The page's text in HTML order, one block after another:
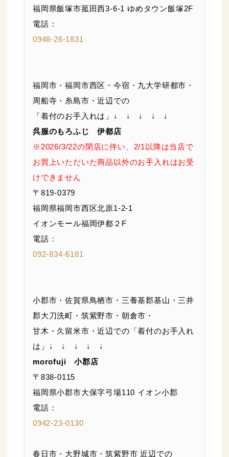
福岡県飯塚市菰田西3-6-1 ゆめタウン飯塚2F
電話：
0948-26-1831
福岡市・福岡市西区・今宿・九大学研都市・
周船寺・糸島市・近辺での
「着付のお手入れは」↓ ↓ ↓ ↓ ↓
呉服のもろふじ 伊都店
※2026/3/22の閉店に伴い、2/1以降は当店で
お買上いただいた商品以外のお手入れはお受
けできません
〒819-0379
福岡県福岡市西区北原1-2-1
イオンモール福岡伊都２F
電話：
092-834-6181
小郡市・佐賀県鳥栖市・三養基郡基山・三井
郡大刀洗町・筑紫野市・朝倉市・
甘木・久留米市・近辺での「着付のお手入れ
は」↓ ↓ ↓ ↓ ↓
morofuji 小郡店
〒838-0115
福岡県小郡市大保字弓場110 イオン小郡
電話：
0942-23-0130
春日市・大野城市・筑紫野市 近辺での